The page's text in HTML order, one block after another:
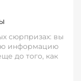
сюрпризах: вы
информацию
до того, как